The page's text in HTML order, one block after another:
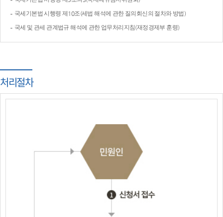
국세기본법 시행령 제10조(세법 해석에 관한 질의회신의 절차와 방법)
국세 및 관세 관계법규 해석에 관한 업무처리지침(재정경제부 훈령)
처리절차